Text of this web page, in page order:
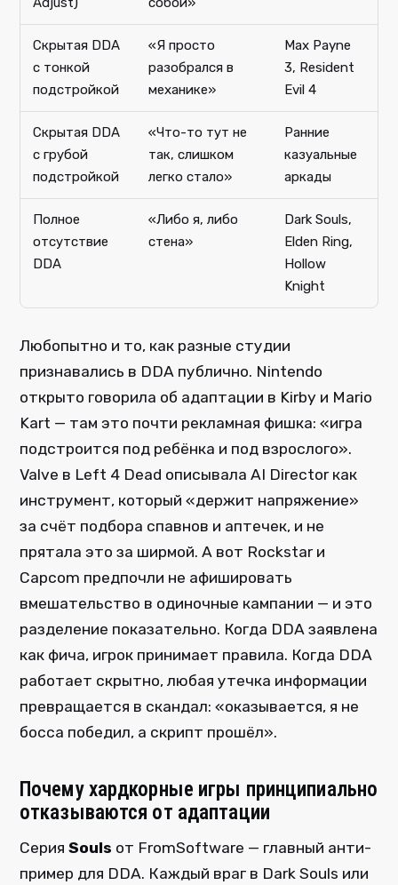
Скрытая DDA
с тонкой
подстройкой
«Я просто
разобрался в
механике»
Max Payne
3, Resident
Evil 4
Скрытая DDA
с грубой
подстройкой
«Что-то тут не
так, слишком
легко стало»
Ранние
казуальные
аркады
Полное
отсутствие
DDA
«Либо я, либо
стена»
Dark Souls,
Elden Ring,
Hollow
Knight
Любопытно и то, как разные студии
признавались в DDA публично. Nintendo
открыто говорила об адаптации в Kirby и Mario
Kart — там это почти рекламная фишка: «игра
подстроится под ребёнка и под взрослого».
Valve в Left 4 Dead описывала AI Director как
инструмент, который «держит напряжение»
за счёт подбора спавнов и аптечек, и не
прятала это за ширмой. А вот Rockstar и
Capcom предпочли не афишировать
вмешательство в одиночные кампании — и это
разделение показательно. Когда DDA заявлена
как фича, игрок принимает правила. Когда DDA
работает скрытно, любая утечка информации
превращается в скандал: «оказывается, я не
босса победил, а скрипт прошёл».
Почему хардкорные игры принципиально
отказываются от адаптации
Серия Souls от FromSoftware — главный анти-
пример для DDA. Каждый враг в Dark Souls или